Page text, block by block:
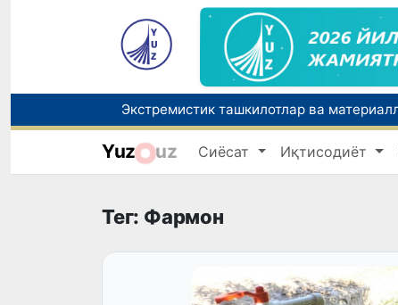
Yuz uz Сиёсат Иқтисодиёт
Тег: Фармон